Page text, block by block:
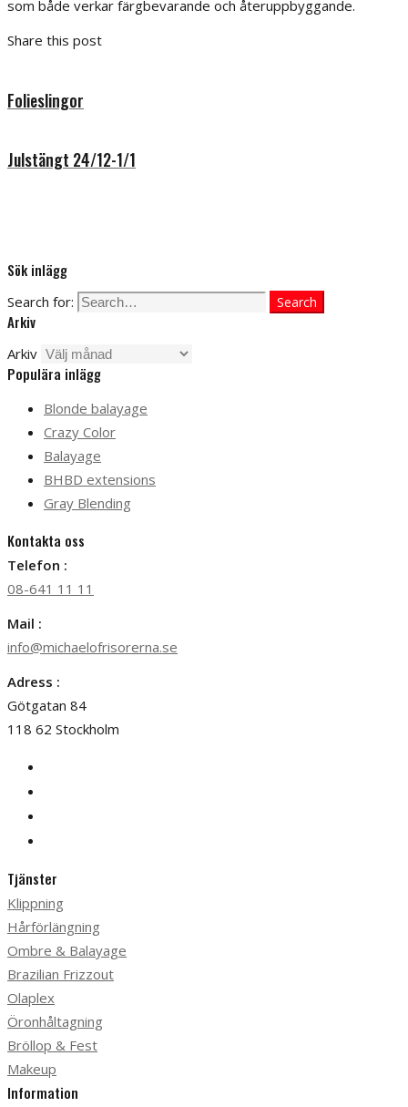
som både verkar färgbevarande och återuppbyggande.
Share this post
Folieslingor
Julstängt 24/12-1/1
Sök inlägg
Search for: Search
Arkiv
Arkiv
Populära inlägg
Blonde balayage
Crazy Color
Balayage
BHBD extensions
Gray Blending
Kontakta oss
Telefon :
08-641 11 11
Mail :
info@michaelofrisorerna.se
Adress :
Götgatan 84
118 62 Stockholm
Tjänster
Klippning
Hårförlängning
Ombre & Balayage
Brazilian Frizzout
Olaplex
Öronhåltagning
Bröllop & Fest
Makeup
Information